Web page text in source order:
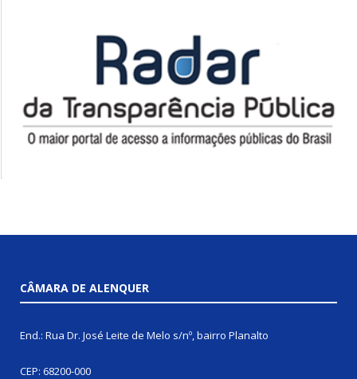
CÂMARA DE ALENQUER
End.: Rua Dr. José Leite de Melo s/nº, bairro Planalto
CEP: 68200-000